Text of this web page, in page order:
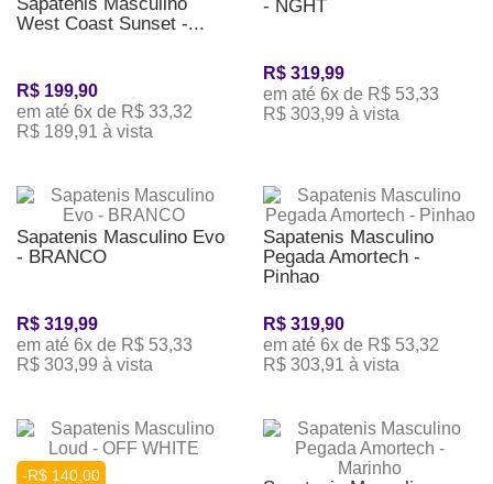
West Coast Sunset -...
R$ 199,90
em até 6x de R$ 33,32
R$ 189,91 à vista
- NGHT
R$ 319,99
em até 6x de R$ 53,33
R$ 303,99 à vista
Sapatenis Masculino Evo
- BRANCO
R$ 319,99
em até 6x de R$ 53,33
R$ 303,99 à vista
Sapatenis Masculino
Pegada Amortech -
Pinhao
R$ 319,90
em até 6x de R$ 53,32
R$ 303,91 à vista
-R$ 140,00